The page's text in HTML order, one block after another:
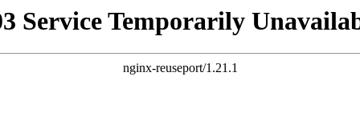
Service Temporarily
nginx-reuseport/1.21.1